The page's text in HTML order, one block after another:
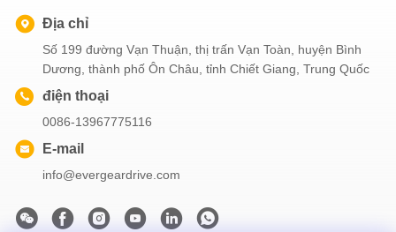
Địa chỉ
Số 199 đường Vạn Thuận, thị trấn Vạn Toàn, huyện Bình
Dương, thành phố Ôn Châu, tỉnh Chiết Giang, Trung Quốc
điện thoại
0086-13967775116
E-mail
info@evergeardrive.com